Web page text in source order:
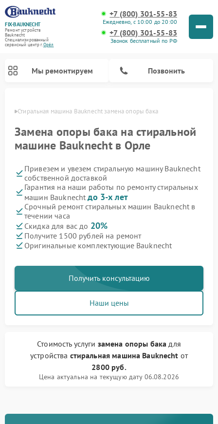
FIX-BAUKNECHT
Ремонт устройств
Bauknecht
Специализированный
cервисный центр г.Орёл
+7 (800) 301-55-83
Ежедневно, с 10:00 до 20:00
+7 (800) 301-55-83
Звонок бесплатный по РФ
Мы ремонтируем Позвонить
Стиральная машина Bauknecht замена опоры бака
Замена опоры бака на стиральной
машине Bauknecht в Орле
Привезем и увезем стиральную машину Bauknecht
собственной доставкой
Гарантия на наши работы по ремонту стиральных
машин Bauknechtдо 3-х лет
Срочный ремонт стиральных машин Bauknecht в
течении часа
Скидка для вас до 20%
Получите 1500 рублей на ремонт
Оригинальные комплектующие Bauknecht
Получить консультацию
Наши цены
Стоимость услуги замена опоры бака для
устройства стиральная машина Bauknecht от
2800 руб.
Цена актуальна на текущую дату 06.08.2026